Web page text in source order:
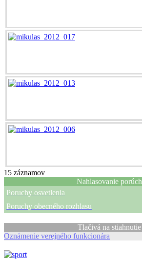
15 záznamov
Nahlasovanie porúch
Poruchy osvetlenia
Poruchy obecného rozhlasu
Tlačivá na stiahnutie
Oznámenie verejného funkcionára